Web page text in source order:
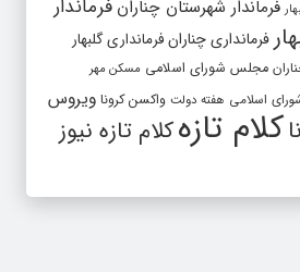
فرماندار شهرستان چناران فرماندار
فرمانداری چنارانفرمانداری گلبهار
مجلس شورای اسلامی مسکن مهر
اسلامی هفته دولت واکسن کرونا ویروس
کلام تازهکلام تازه نیوز